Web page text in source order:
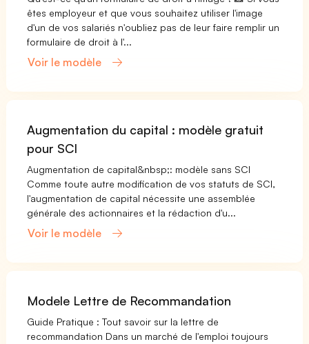
êtes employeur et que vous souhaitez utiliser l'image
d'un de vos salariés n'oubliez pas de leur faire remplir un
formulaire de droit à l'...
Voir le modèle
Augmentation du capital : modèle gratuit
pour SCI
Augmentation de capital&nbsp;: modèle sans SCI
Comme toute autre modification de vos statuts de SCI,
l'augmentation de capital nécessite une assemblée
générale des actionnaires et la rédaction d'u...
Voir le modèle
Modele Lettre de Recommandation
Guide Pratique : Tout savoir sur la lettre de
recommandation Dans un marché de l'emploi toujours